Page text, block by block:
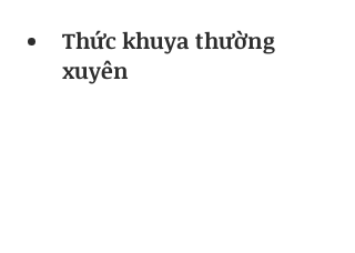
Thức khuya thường
xuyên